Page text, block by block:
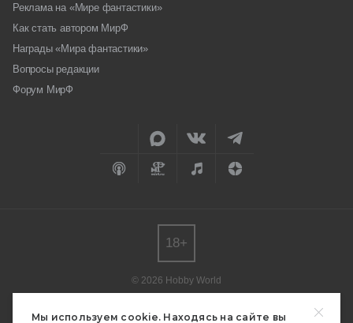
Мы используем cookie. Находясь на сайте вы
Реклама на «Мире фантастики»
Как стать автором МирФ
Награды «Мира фантастики»
Вопросы редакции
Форум МирФ
© 2026 Hobby World
редакции.
18+